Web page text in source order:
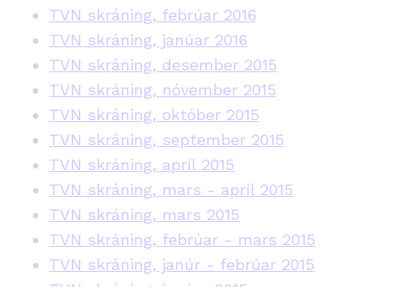
TVN skráning, febrúar 2016
TVN skráning, janúar 2016
TVN skráning, desember 2015
TVN skráning, nóvember 2015
TVN skráning, október 2015
TVN skráning, september 2015
TVN skráning, apríl 2015
TVN skráning, mars - apríl 2015
TVN skráning, mars 2015
TVN skráning, febrúar - mars 2015
TVN skráning, janúr - febrúar 2015